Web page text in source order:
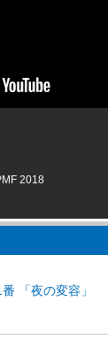
2018
「夜の変容」